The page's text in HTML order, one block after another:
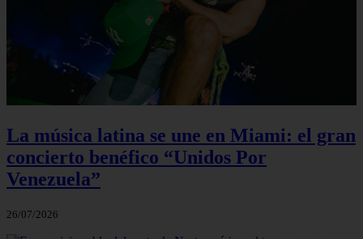
La música latina se une en Miami: el gran
concierto benéfico “Unidos Por
Venezuela”
26/07/2026